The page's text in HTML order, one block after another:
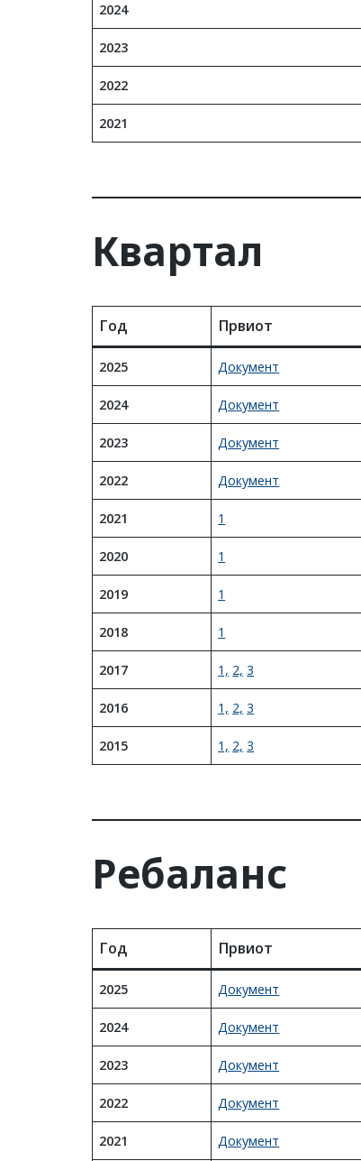
2024
2023
2022
2021
Квартал
Год Првиот
2025 Документ
2024 Документ
2023 Документ
2022 Документ
2021 1
2020 1
2019 1
2018 1
2017 1, 2, 3
2016 1, 2, 3
2015 1, 2, 3
Ребаланс
Год Првиот
2025 Документ
2024 Документ
2023 Документ
2022 Документ
2021 Документ